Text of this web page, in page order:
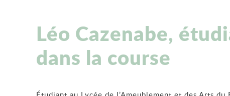
Léo Cazenabe,
dans la course